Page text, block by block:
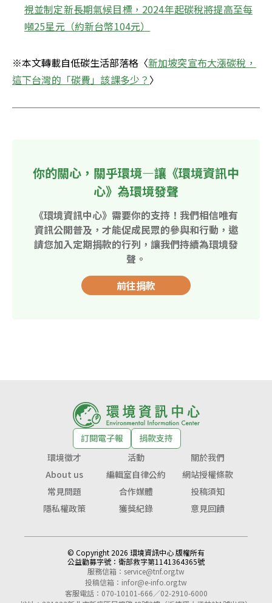
視並制定新長期氣候目標，2024年起碳稅將提高至每
噸25星元（約新台幣104元）
※本文轉載自低碳生活部落格〈新加坡突宣布大漲碳稅，
這下台灣的「碳費」該課多少？ 〉
你的關心，關乎環境—讓《環境資訊中
心》為環境發聲
《環境資訊中心》需要你的支持！我們相信唯有
資訊公開普及，才能促成民眾的參與和行動，邀
請您加入定期捐款的行列，讓我們持續為環境發
聲。
前往捐款
訂閱電子報
捐款支持
環境徵才
活動
關於我們
About us
編輯室自律公約
網站授權條款
常見問題
合作媒體
投稿須知
隱私權政策
獲獎紀錄 意見回饋
© Copyright 2026 環境資訊中心 版權所有
公益勸募字號： 衛部救字第1141364365號
服務信箱： service@tnf.org.tw
投稿信箱： infor@e-info.org.tw
客服電話：070-10101-666／02-2910-6000